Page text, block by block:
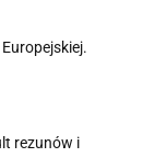
rezunów i